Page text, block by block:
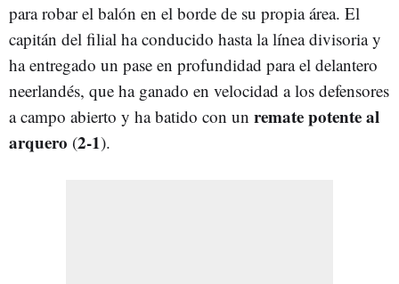
para robar el balón en el borde de su propia área. El
capitán del filial ha conducido hasta la línea divisoria y
ha entregado un pase en profundidad para el delantero
neerlandés, que ha ganado en velocidad a los defensores
a campo abierto y ha batido con un remate potente al
arquero (2-1).